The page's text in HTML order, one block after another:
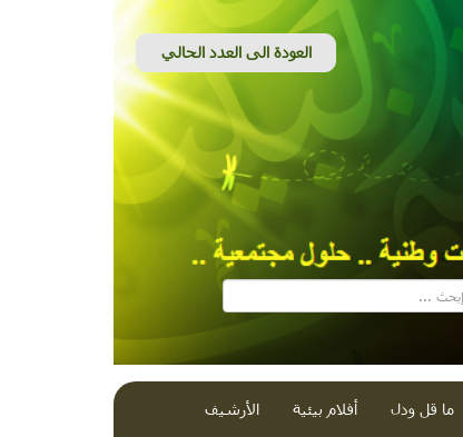
ما قل ودل أفلام بيئية الأرشيف